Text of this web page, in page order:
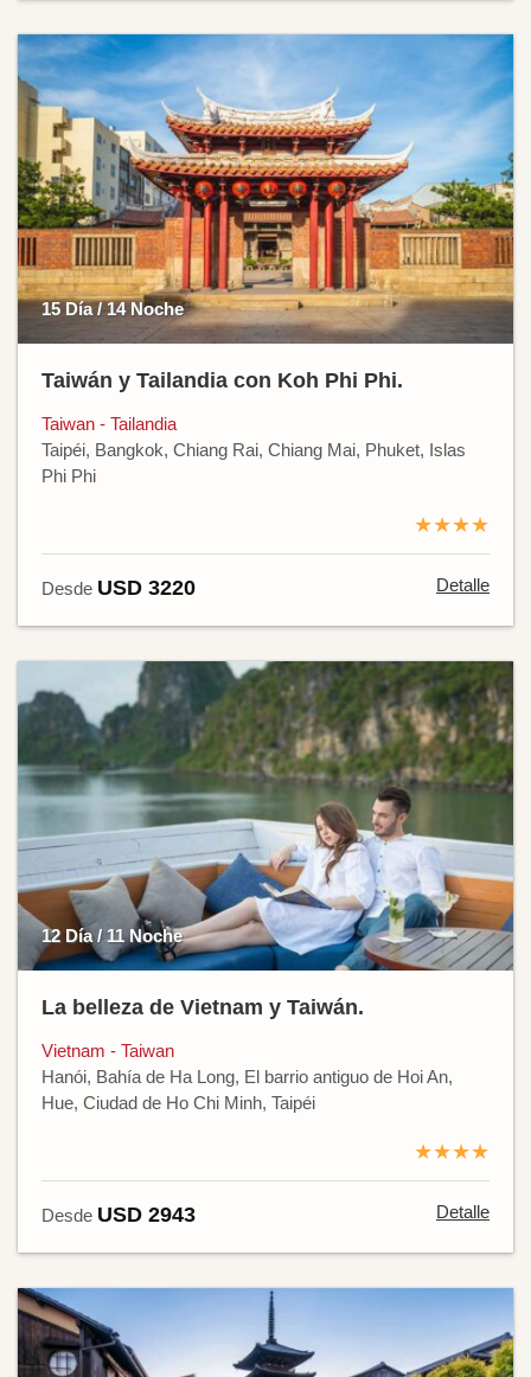
15 Día / 14 Noche
Taiwán y Tailandia con Koh Phi Phi.
Taiwan - Tailandia
Taipéi, Bangkok, Chiang Rai, Chiang Mai, Phuket, Islas
Phi Phi
★★★★
Desde USD 3220 Detalle
12 Día / 11 Noche
La belleza de Vietnam y Taiwán.
Vietnam - Taiwan
Hanói, Bahía de Ha Long, El barrio antiguo de Hoi An,
Hue, Ciudad de Ho Chi Minh, Taipéi
★★★★
Desde USD 2943 Detalle